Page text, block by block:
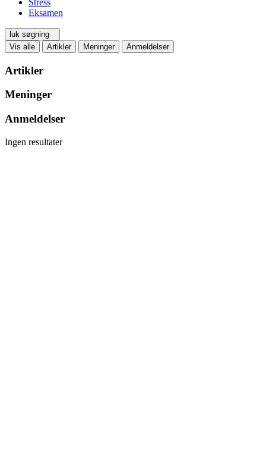
Eksamen
luk søgning
Vis alle
Artikler Meninger Anmeldelser
Artikler
Meninger
Anmeldelser
Ingen resultater